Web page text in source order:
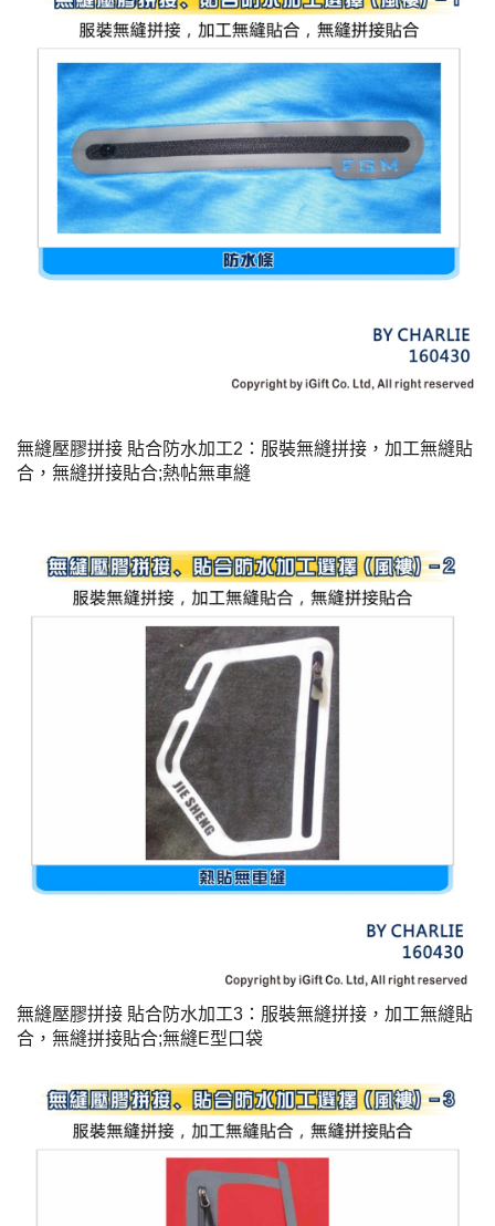
無縫壓膠拼接 貼合防水加工2： 服裝無縫拼接，加工無縫貼
合，無縫拼接貼合;熱帖無車縫
無縫壓膠拼接 貼合防水加工3： 服裝無縫拼接，加工無縫貼
合，無縫拼接貼合;無縫E型口袋